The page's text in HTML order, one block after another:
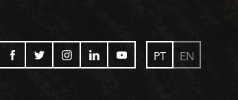
PT EN